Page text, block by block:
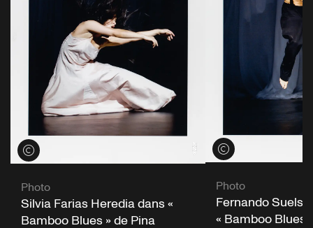
Voir les crédits
Photo
Silvia Farias Heredia dans «
Bamboo Blues » de Pina
Voir les crédits
Photo
Fernando Suels
« Bamboo Blues